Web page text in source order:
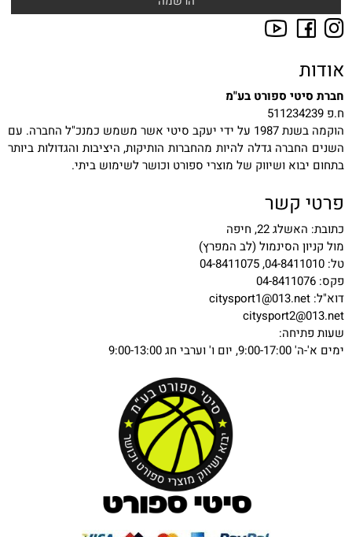
אודות
חברת סיטי ספורט בע"מ
ח.פ 511234239
הוקמה בשנת 1987 על ידי יעקב סיטי אשר משמש כמנכ"ל החברה. עם
השנים החברה גדלה להיות מהחברות הותיקות, היציבות והגדולות ביותר
בתחום יבוא ושיווק של מוצרי ספורט וכושר לשימוש ביתי.
פרטי קשר
כתובת: האשלג 22, חיפה
מול קניון הסינמול (לב המפרץ)
טל: 04-8411010, 04-8411075
פקס: 04-8411076
דוא"ל: citysport1@013.net
citysport2@013.net
שעות פתיחה:
ימים א'-ה' 9:00-17:00, יום ו' וערבי חג 9:00-13:00